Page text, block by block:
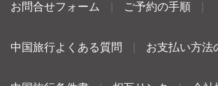
お問合せフォーム ご予約の手順
中国旅行よくある質問 お支払い方法